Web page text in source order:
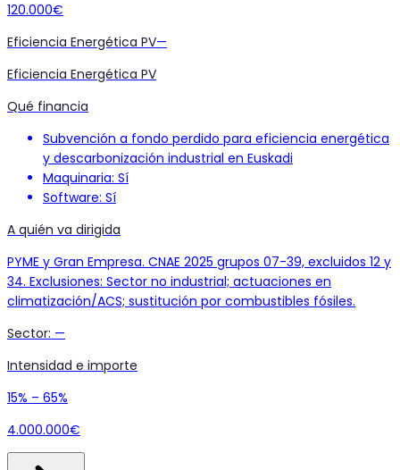
120.000€
Eficiencia Energética PV—
Eficiencia Energética PV
Qué financia
Subvención a fondo perdido para eficiencia energética
y descarbonización industrial en Euskadi
Maquinaria: Sí
Software: Sí
A quién va dirigida
PYME y Gran Empresa. CNAE 2025 grupos 07-39, excluidos 12 y
34. Exclusiones: Sector no industrial; actuaciones en
climatización/ACS; sustitución por combustibles fósiles.
Sector: —
Intensidad e importe
15% – 65%
4.000.000€